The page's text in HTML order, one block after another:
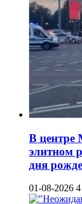
В центре
элитном
дня
01-08-2026